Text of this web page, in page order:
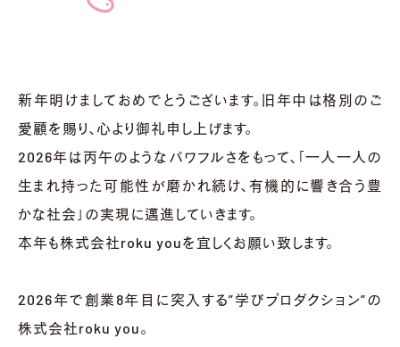
お問い合わせ
新年明けましておめでとうございます。旧年中は格別のご
愛顧を賜り、心より御礼申し上げます。
2026年は丙午のようなパワフルさをもって、「一人一人の
生まれ持った可能性が磨かれ続け、有機的に響き合う豊
かな社会」の実現に邁進していきます。
本年も株式会社roku youを宜しくお願い致します。
2026年で創業8年目に突入する”学びプロダクション”の
株式会社roku you。